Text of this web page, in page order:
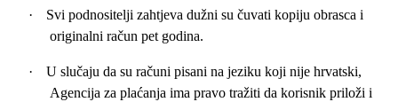
·
Svi podnositelji zahtjeva dužni su čuvati kopiju obrasca i
originalni račun pet godina.
·
U slučaju da su računi pisani na jeziku koji nije hrvatski,
Agencija za plaćanja ima pravo tražiti da korisnik priloži i